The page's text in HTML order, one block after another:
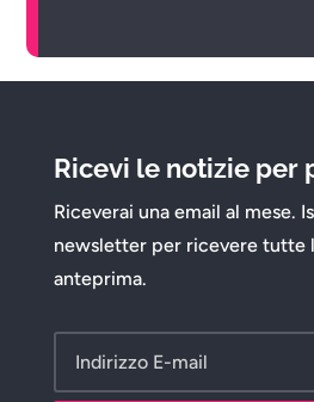
Ricevi le notizie per
Riceverai una email al mese.
newsletter per ricevere tutte
anteprima.